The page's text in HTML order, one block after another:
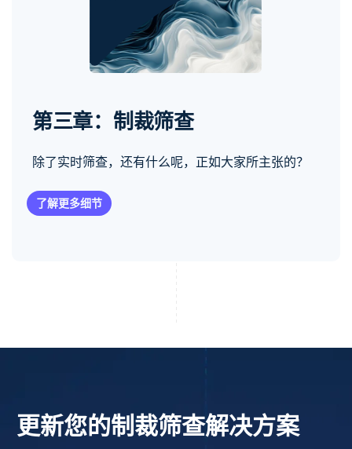
第三章：制裁筛查
除了实时筛查，还有什么呢，正如大家所主张的？
了解更多细节
更新您的制裁筛查解决方案